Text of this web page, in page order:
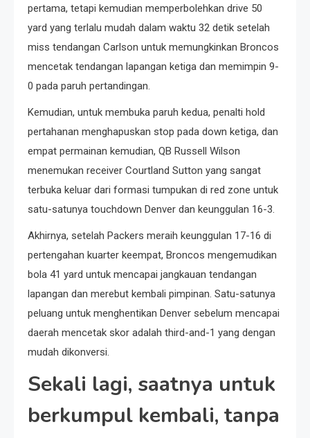
pertama, tetapi kemudian memperbolehkan drive 50
yard yang terlalu mudah dalam waktu 32 detik setelah
miss tendangan Carlson untuk memungkinkan Broncos
mencetak tendangan lapangan ketiga dan memimpin 9-
0 pada paruh pertandingan.
Kemudian, untuk membuka paruh kedua, penalti hold
pertahanan menghapuskan stop pada down ketiga, dan
empat permainan kemudian, QB Russell Wilson
menemukan receiver Courtland Sutton yang sangat
terbuka keluar dari formasi tumpukan di red zone untuk
satu-satunya touchdown Denver dan keunggulan 16-3.
Akhirnya, setelah Packers meraih keunggulan 17-16 di
pertengahan kuarter keempat, Broncos mengemudikan
bola 41 yard untuk mencapai jangkauan tendangan
lapangan dan merebut kembali pimpinan. Satu-satunya
peluang untuk menghentikan Denver sebelum mencapai
daerah mencetak skor adalah third-and-1 yang dengan
mudah dikonversi.
Sekali lagi, saatnya untuk
berkumpul kembali, tanpa